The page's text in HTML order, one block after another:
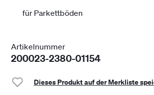
für Parkettböden
Artikelnummer
200023-2380-01154
Dieses Produkt auf der Merkliste